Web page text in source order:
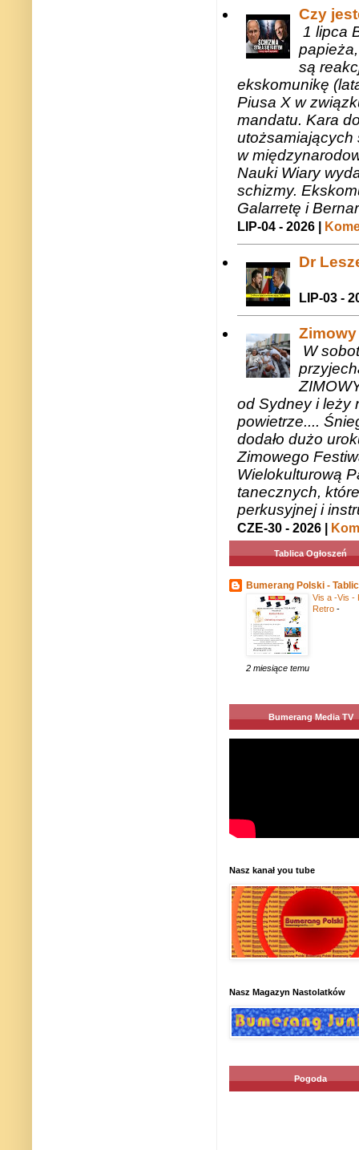
Czy
1 lipca
są
ekskomunikę
Piusa X w
mandatu. Kara
utożsamiających
w
Nauki Wiary
schizmy.
Galarretę i
LIP-04 - 2026 |
Dr
LIP-03 -
W
od Sydney i leży
powietrze....
dodało dużo
Zimowego
Wielokulturową
tanecznych,
perkusyjnej i
CZE-30 - 2026 |
Tablica Ogłoszeń
Bumerang Polski -
Vis a -Vis -
Retro -
2 miesiące temu
Bumerang Media TV
Nasz kanał you tube
Nasz Magazyn Nastolatków
Pogoda